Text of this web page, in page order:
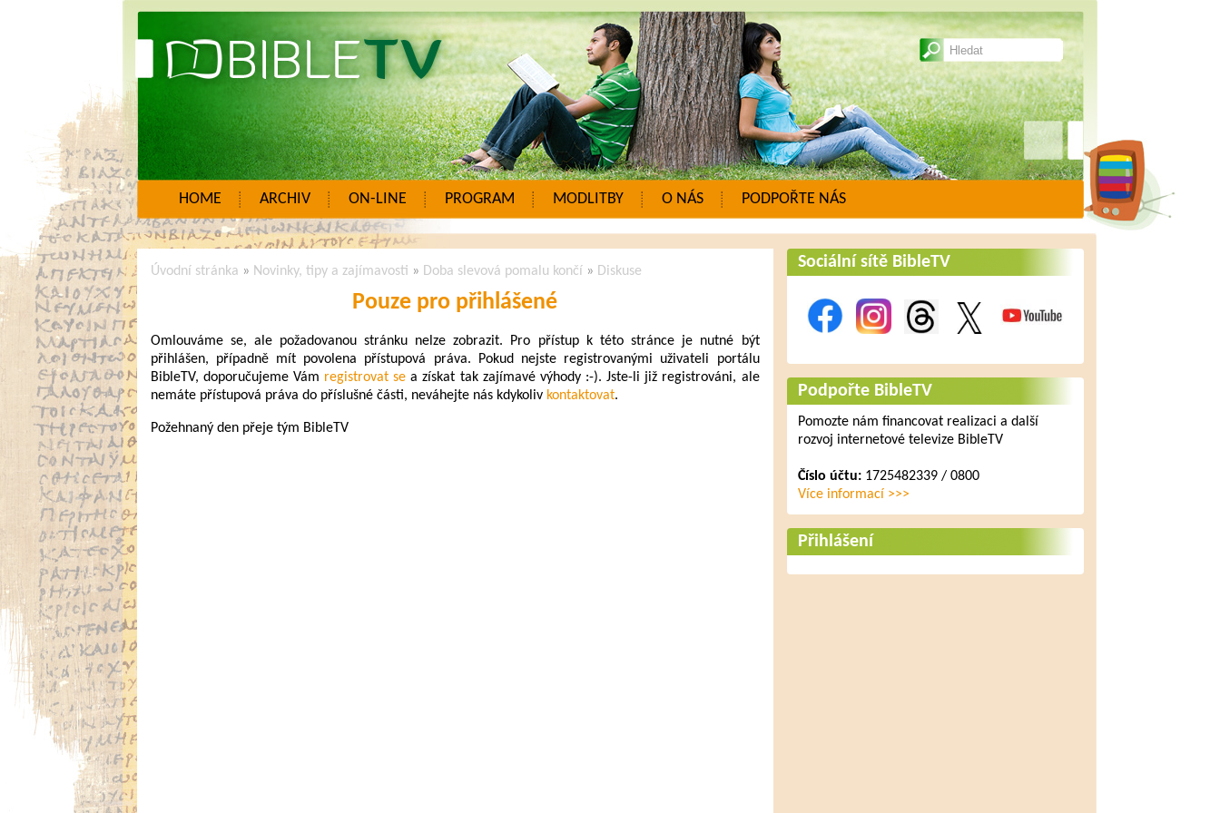
HOME ARCHIV ON-LINE PROGRAM MODLITBY O NÁS PODPOŘTE NÁS
Úvodní stránka » Novinky, tipy a zajímavosti » Doba slevová pomalu končí » Diskuse
Pouze pro přihlášené
Omlouváme se, ale požadovanou stránku nelze zobrazit. Pro přístup k této stránce je nutné být
přihlášen, případně mít povolena přístupová práva. Pokud nejste registrovanými uživateli portálu
BibleTV, doporučujeme Vám registrovat se a získat tak zajímavé výhody :-). Jste-li již registrováni, ale
nemáte přístupová práva do příslušné části, neváhejte nás kdykoliv kontaktovat.
Požehnaný den přeje tým BibleTV
Sociální sítě BibleTV
Podpořte BibleTV
Pomozte nám financovat realizaci a další
rozvoj internetové televize BibleTV
Číslo účtu:1725482339 / 0800
Více informací >>>
Přihlášení